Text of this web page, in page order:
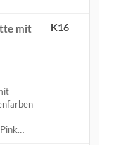
mit
K16